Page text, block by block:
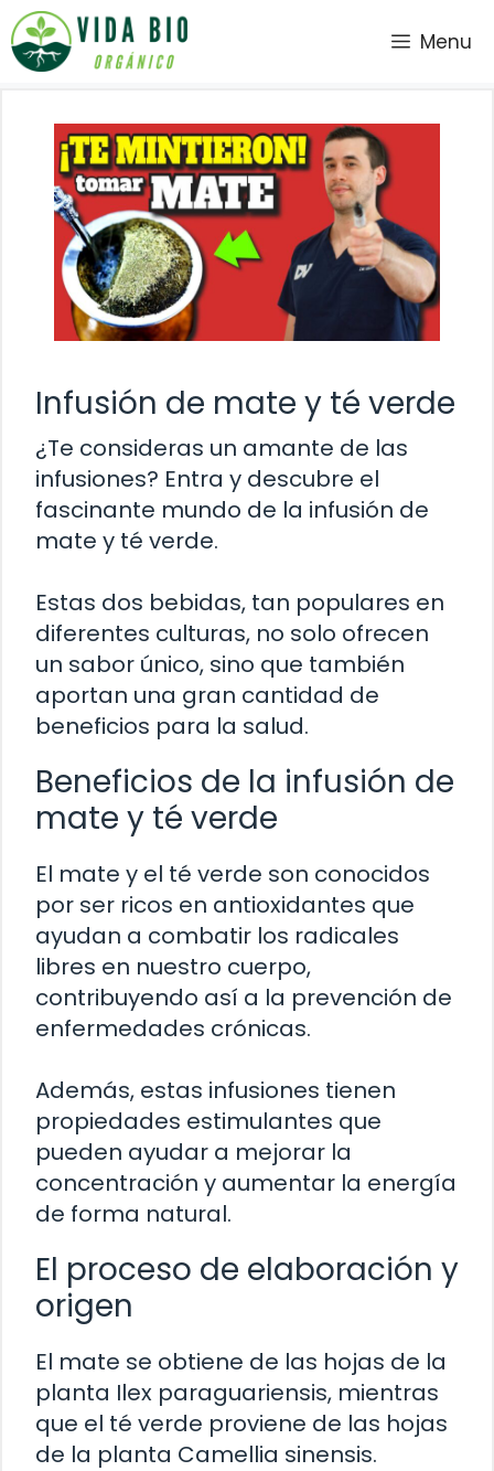
Saltar
al
contenido
Menu
Infusión de mate y té verde
¿Te consideras un amante de las
infusiones? Entra y descubre el
fascinante mundo de la infusión de
mate y té verde.
Estas dos bebidas, tan populares en
diferentes culturas, no solo ofrecen
un sabor único, sino que también
aportan una gran cantidad de
beneficios para la salud.
Beneficios de la infusión de
mate y té verde
El mate y el té verde son conocidos
por ser ricos en antioxidantes que
ayudan a combatir los radicales
libres en nuestro cuerpo,
contribuyendo así a la prevención de
enfermedades crónicas.
Además, estas infusiones tienen
propiedades estimulantes que
pueden ayudar a mejorar la
concentración y aumentar la energía
de forma natural.
El proceso de elaboración y
origen
El mate se obtiene de las hojas de la
planta Ilex paraguariensis, mientras
que el té verde proviene de las hojas
de la planta Camellia sinensis.